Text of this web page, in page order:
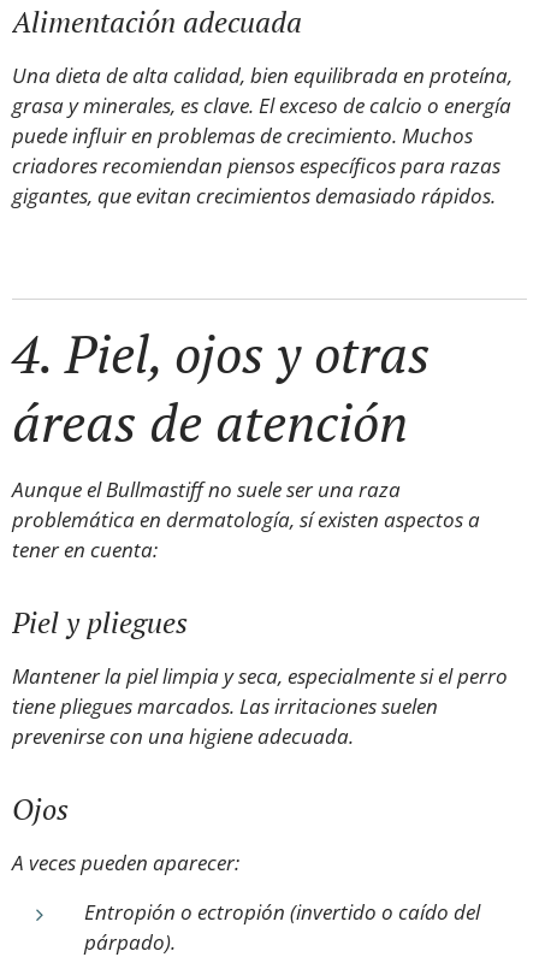
Alimentación adecuada
Una dieta de alta calidad, bien equilibrada en proteína,
grasa y minerales, es clave. El exceso de calcio o energía
puede influir en problemas de crecimiento. Muchos
criadores recomiendan piensos específicos para razas
gigantes, que evitan crecimientos demasiado rápidos.
4. Piel, ojos y otras
áreas de atención
Aunque el Bullmastiff no suele ser una raza
problemática en dermatología, sí existen aspectos a
tener en cuenta:
Piel y pliegues
Mantener la piel limpia y seca, especialmente si el perro
tiene pliegues marcados. Las irritaciones suelen
prevenirse con una higiene adecuada.
Ojos
A veces pueden aparecer:
Entropión o ectropión (invertido o caído del
párpado).